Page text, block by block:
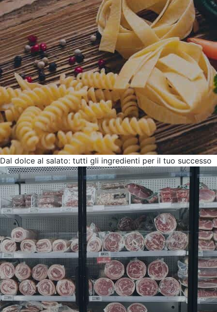
News
Dal dolce al salato: tutti gli ingredienti per il tuo successo